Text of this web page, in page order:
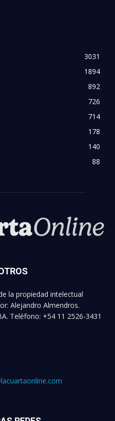
3031
1894
892
726
714
178
140
88
la propiedad intelectual
Alejandro Almendros.
Teléfono: +54 11 2526-3431